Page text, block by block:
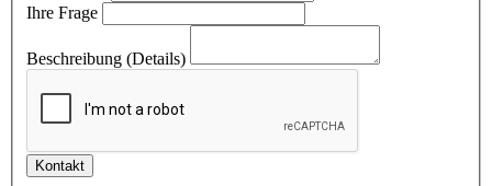
Ihre Frage
Beschreibung (Details)